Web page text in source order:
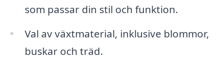
som passar din stil och funktion.
Val av växtmaterial, inklusive blommor,
buskar och träd.